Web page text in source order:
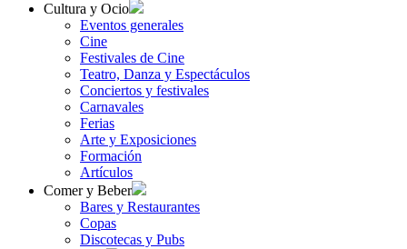
Cultura y Ocio
Eventos generales
Cine
Festivales de Cine
Teatro, Danza y Espectáculos
Conciertos y festivales
Carnavales
Ferias
Arte y Exposiciones
Formación
Artículos
Comer y Beber
Bares y Restaurantes
Copas
Discotecas y Pubs